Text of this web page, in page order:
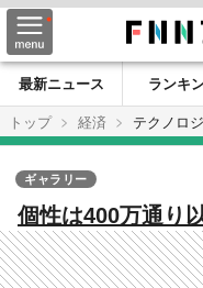
最新ニュース ランキ
トップ
経済 テクノロ
個性は400万通り
るペットロボッ
風に“飼い主”に懐
ギャラリー